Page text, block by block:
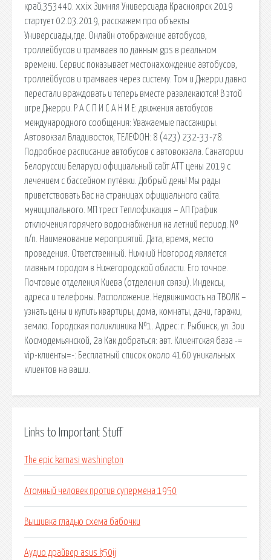
край,353440. xxix Зимняя Универсиада Красноярск 2019
стартует 02.03.2019, расскажем про объекты
Универсиады,где. Онлайн отображение автобусов,
троллейбусов и трамваев по данным gps в реальном
времени. Сервис показывает местонахождение автобусов,
троллейбусов и трамваев через систему. Том и Джерри давно
перестали враждовать и теперь вместе развлекаются! В этой
игре Джерри. Р А С П И С А Н И Е: движения автобусов
международного сообщения: Уважаемые пассажиры.
Автовокзал Владивосток, ТЕЛЕФОН: 8 (423) 232-33-78.
Подробное расписание автобусов с автовокзала. Санатории
Белоруссии Беларуси официальный сайт АТТ цены 2019 с
лечением с бассейном путёвки. Добрый день! Мы рады
приветствовать Вас на страницах официального сайта.
муниципального. МП трест Теплофикация – АП График
отключения горячего водоснабжения на летний период. №
п/п. Наименование мероприятий. Дата, время, место
проведения. Ответственный. Нижний Новгород является
главным городом в Нижегородской области. Его точное.
Почтовые отделения Киева (отделения связи). Индексы,
адреса и телефоны. Расположение. Недвижимость на ТВОЛК –
узнать цены и купить квартиры, дома, комнаты, дачи, гаражи,
землю. Городская поликлиника №1. Адрес: г. Рыбинск, ул. Зои
Космодемьянской, 2а Как добраться: авт. Клиентская база -=
vip-клиенты=-: Бесплатный список около 4160 уникальных
клиентов на ваши.
Links to Important Stuff
The epic kamasi washington
Атомный человек против супермена 1950
Вышивка гладью схема бабочки
Аудио драйвер asus k50ij